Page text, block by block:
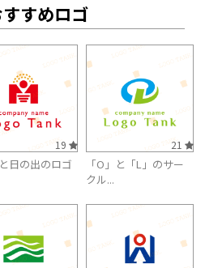
すめロゴ
19
と日の出のロゴ
21
「O」と「L」のサー
クル...